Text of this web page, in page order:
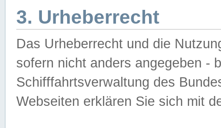
3. Urheberrecht
Das Urheberrecht und die
sofern nicht anders angegeben -
Schifffahrtsverwaltung des
Webseiten erklären Sie sich mit